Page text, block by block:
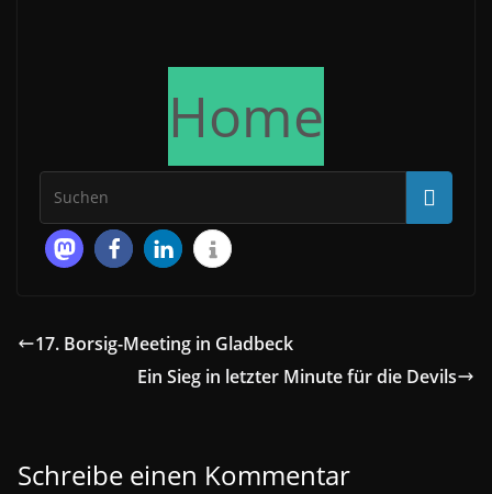
Home
17. Borsig-Meeting in Gladbeck
Ein Sieg in letzter Minute für die Devils
Schreibe einen Kommentar